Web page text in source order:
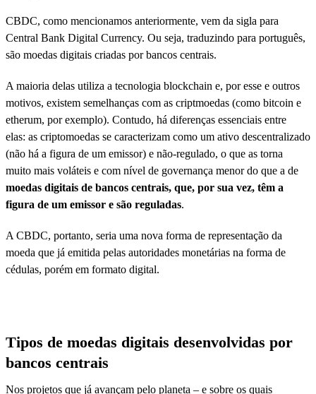
CBDC, como mencionamos anteriormente, vem da sigla para
Central Bank Digital Currency. Ou seja, traduzindo para português,
são moedas digitais criadas por bancos centrais.
A maioria delas utiliza a tecnologia blockchain e, por esse e outros
motivos, existem semelhanças com as criptmoedas (como bitcoin e
etherum, por exemplo). Contudo, há diferenças essenciais entre
elas: as criptomoedas se caracterizam como um ativo descentralizado
(não há a figura de um emissor) e não-regulado, o que as torna
muito mais voláteis e com nível de governança menor do que a de
moedas digitais de bancos centrais, que, por sua vez, têm a
figura de um emissor e são reguladas.
A CBDC, portanto, seria uma nova forma de representação da
moeda que já emitida pelas autoridades monetárias na forma de
cédulas, porém em formato digital.
Tipos de moedas digitais desenvolvidas por
bancos centrais
Nos projetos que já avançam pelo planeta – e sobre os quais